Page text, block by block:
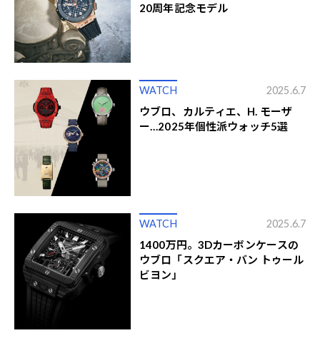
20周年記念モデル
WATCH 2025.6.7
ウブロ、カルティエ、H. モーザ
ー…2025年個性派ウォッチ5選
WATCH 2025.6.7
1400万円。3Dカーボンケースの
ウブロ「スクエア・バン トゥール
ビヨン」